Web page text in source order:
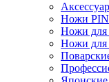
Ножи
Ножи для
Ножи для